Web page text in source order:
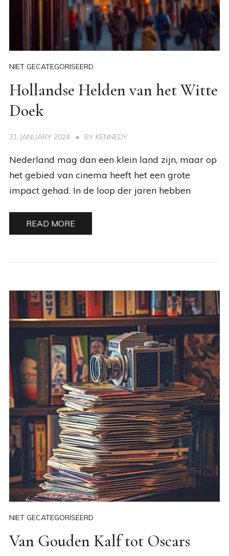
NIET GECATEGORISEERD
Hollandse Helden van het Witte
Doek
31 JANUARY 2024 BY KENNEDY
Nederland mag dan een klein land zijn, maar op
het gebied van cinema heeft het een grote
impact gehad. In de loop der jaren hebben
READ MORE
NIET GECATEGORISEERD
Van Gouden Kalf tot Oscars